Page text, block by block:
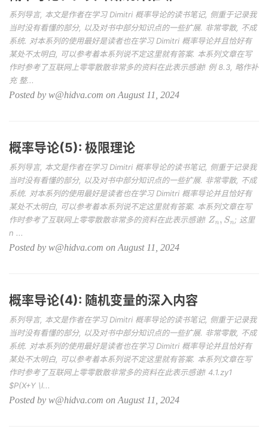
系列导言, 本文是作者在学习 Dimitri 概率导论的读书笔记, 侧重于记录我
当时没有看懂的部分, 以及对书中部分知识点的一些扩展. 非常零散, 不成
系统. 对本系列的使用最好是读者也在学习 Dimitri 概率导论并且恰好有
某处不太明白, 可以参考着本系列说不定这里就有答案. 本系列文章在写
作时参考了互联网上零零散散非常多的资料在此表示感谢! 例 8.3, 略作补
充 整...
Posted by w@hidva.com on August 11, 2024
概率导论(5): 极限理论
系列导言, 本文是作者在学习 Dimitri 概率导论的读书笔记, 侧重于记录我
当时没有看懂的部分, 以及对书中部分知识点的一些扩展. 非常零散, 不成
系统. 对本系列的使用最好是读者也在学习 Dimitri 概率导论并且恰好有
某处不太明白, 可以参考着本系列说不定这里就有答案. 本系列文章在写
作时参考了互联网上零零散散非常多的资料在此表示感谢! Zn,Sn
; 这里
n ...
Posted by w@hidva.com on August 11, 2024
概率导论(4): 随机变量的深入内容
系列导言, 本文是作者在学习 Dimitri 概率导论的读书笔记, 侧重于记录我
当时没有看懂的部分, 以及对书中部分知识点的一些扩展. 非常零散, 不成
系统. 对本系列的使用最好是读者也在学习 Dimitri 概率导论并且恰好有
某处不太明白, 可以参考着本系列说不定这里就有答案. 本系列文章在写
作时参考了互联网上零零散散非常多的资料在此表示感谢! 4.1.zy1
$P(X+Y \l...
Posted by w@hidva.com on August 11, 2024